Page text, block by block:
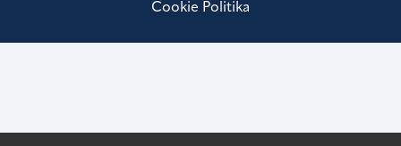
Cookie Politika